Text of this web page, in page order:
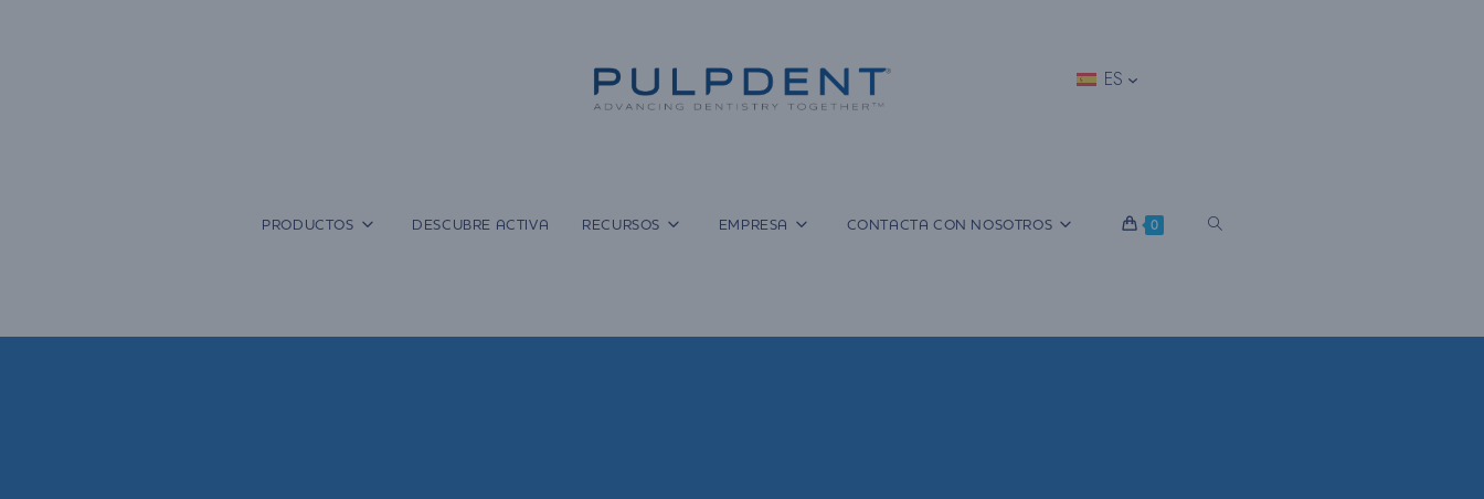
ES
PRODUCTOS DESCUBRE ACTIVA RECURSOS EMPRESA CONTACTA CON NOSOTROS 0 A